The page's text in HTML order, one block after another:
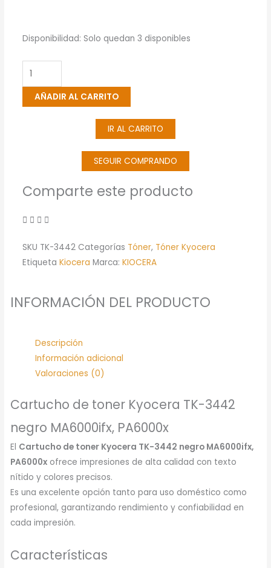
Disponibilidad: Solo quedan 3 disponibles
Cartucho
Toner
Kyocera
TK-AÑADIR AL CARRITO
IR AL CARRITO
SEGUIR COMPRANDO
Comparte este producto
SKU TK-3442 Categorías Tóner, Tóner Kyocera
Etiqueta Kiocera Marca:KIOCERA
INFORMACIÓN DEL PRODUCTO
Descripción
Información adicional
Valoraciones (0)
Cartucho de toner Kyocera TK-3442
negro MA6000ifx, PA6000x
El Cartucho de toner Kyocera TK-3442 negro MA6000ifx,
PA6000x ofrece impresiones de alta calidad con texto
nítido y colores precisos.
Es una excelente opción tanto para uso doméstico como
profesional, garantizando rendimiento y confiabilidad en
cada impresión.
Características